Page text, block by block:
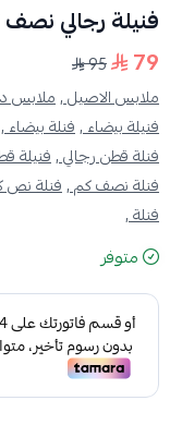
فنيلة رجالي نصف
79
95
ملابس الاصيل ,ملابس
فنيلة بيضاء ,فنلة بيضاء ,
فنلة قطن رجالي ,فنيلة
فنلة نصف كم ,فنلة نص
فنلة ,
متوفر